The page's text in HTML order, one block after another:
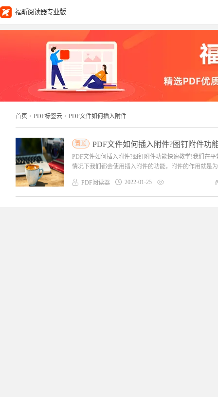
福昕阅读器专业版
首页 > PDF标签云 > PDF文件如何插入附件
置顶 PDF文件如何插入附件?图钉附件功
PDF文件如何插入附件?图钉附件功能快速教学!我们在
情况下我们都会使用插入附件的功能，附件的作用就是
PDF阅读器 2022-01-25